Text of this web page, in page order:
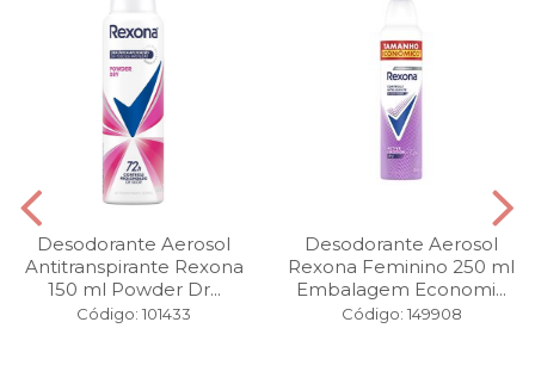
Desodorante Aerosol
Antitranspirante Rexona
150 ml Powder Dr...
Código: 101433
Desodorante Aerosol
Rexona Feminino 250 ml
Embalagem Economi...
Código: 149908